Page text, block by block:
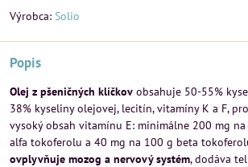
Výrobca: Solio
Popis
Olej z pšeničných klíčkov obsahuje 50-55%
38% kyseliny olejovej, lecitín, vitamíny K a F,
vysoký obsah vitamínu E: minimálne 200 mg
alfa tokoferolu a 40 mg na 100 g beta
ovplyvňuje mozog a nervový systém, dodáva